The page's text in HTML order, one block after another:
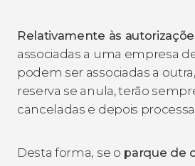
Relativamente às
associadas a uma empresa
podem ser associadas a
reserva se anula, terão
canceladas e depois
Desta forma, se o parque de